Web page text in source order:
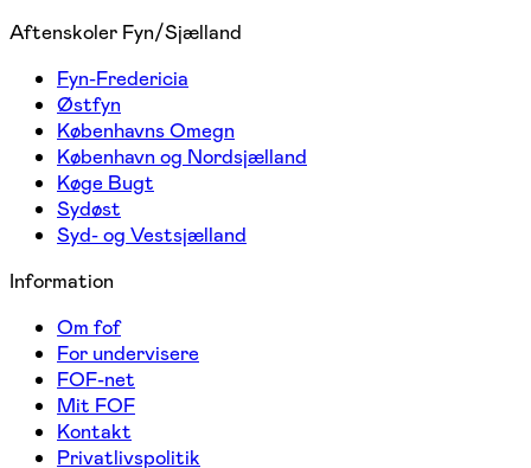
Aftenskoler Fyn/Sjælland
Fyn-Fredericia
Østfyn
Københavns Omegn
København og Nordsjælland
Køge Bugt
Sydøst
Syd- og Vestsjælland
Information
Om fof
For undervisere
FOF-net
Mit FOF
Kontakt
Privatlivspolitik